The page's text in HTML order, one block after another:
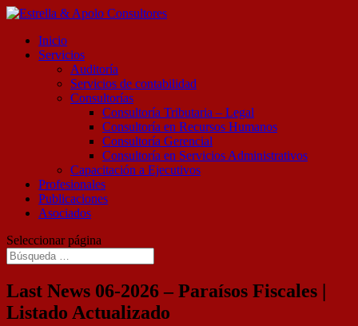
Inicio
Servicios
Auditoría
Servicios de contabilidad
Consultorías
Consultoría Tributaria – Legal
Consultoría en Recursos Humanos
Consultoría Gerencial
Consultoría en Servicios Administrativos
Capacitación a Ejecutivos
Profesionales
Publicaciones
Asociados
Seleccionar página
Last News 06-2026 – Paraísos Fiscales |
Listado Actualizado